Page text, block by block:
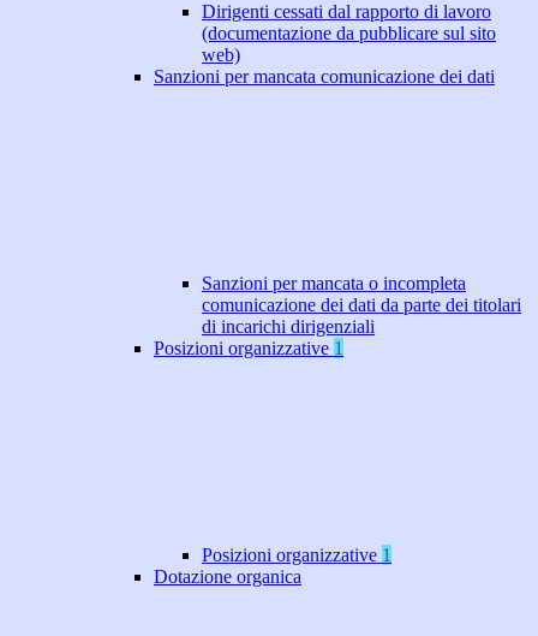
Dirigenti cessati dal rapporto di lavoro
(documentazione da pubblicare sul sito
web)
Sanzioni per mancata comunicazione dei dati
Sanzioni per mancata o incompleta
comunicazione dei dati da parte dei titolari
di incarichi dirigenziali
Posizioni organizzative 1
Posizioni organizzative 1
Dotazione organica